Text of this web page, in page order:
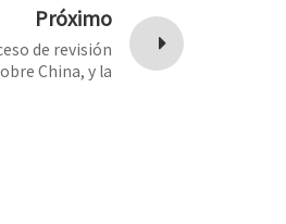
Próximo
de revisión
China, y la